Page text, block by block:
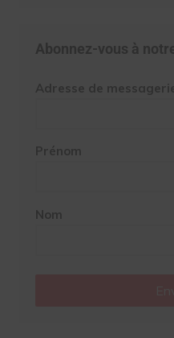
Abonnez-vous à
Adresse de
Prénom
Nom